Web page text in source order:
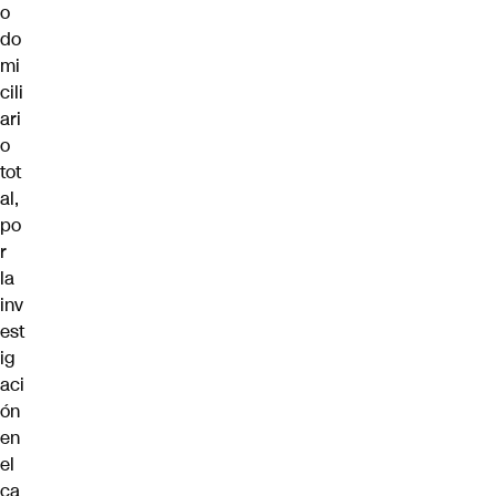
o
do
mi
cili
ari
o
tot
al,
po
r
la
inv
est
ig
aci
ón
en
el
ca